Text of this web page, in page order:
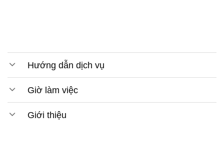
Hướng dẫn dịch vụ
Giờ làm việc
Giới thiệu